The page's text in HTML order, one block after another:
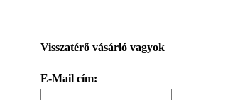
Visszatérő vásárló vagyok
E-Mail cím: